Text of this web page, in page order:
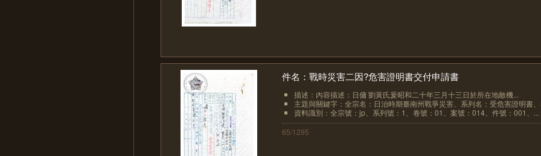
件名：戰時災害二因?危害證明書交付申請書
描述：內容描述：日傭 劉黃氏爰昭和二十年三月十三日於所在地敵機...
主題與關鍵字：全宗名：日治時期臺南州戰爭災害、系列名：受危害證明書
資料識別：全宗號：jp、系列號：1、卷號：01、案號：014、件號：001、...
65/1295